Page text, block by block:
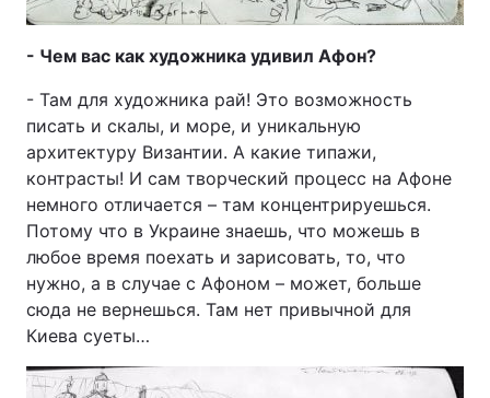
- Чем вас как художника удивил Афон?
- Там для художника рай! Это возможность
писать и скалы, и море, и уникальную
архитектуру Византии. А какие типажи,
контрасты! И сам творческий процесс на Афоне
немного отличается – там концентрируешься.
Потому что в Украине знаешь, что можешь в
любое время поехать и зарисовать, то, что
нужно, а в случае с Афоном – может, больше
сюда не вернешься. Там нет привычной для
Киева суеты…